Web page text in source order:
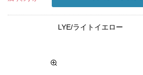
LYE/ライトイエロー